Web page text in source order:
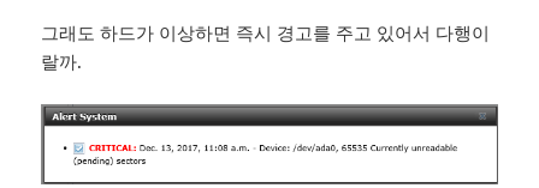
그래도 하드가 이상하면 즉시 경고를 주고 있어서 다행이
랄까.